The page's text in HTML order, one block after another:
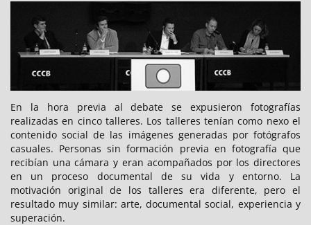
En la hora previa al debate se expusieron fotografías
realizadas en cinco talleres. Los talleres tenían como nexo el
contenido social de las imágenes generadas por fotógrafos
casuales. Personas sin formación previa en fotografía que
recibían una cámara y eran acompañados por los directores
en un proceso documental de su vida y entorno. La
motivación original de los talleres era diferente, pero el
resultado muy similar: arte, documental social, experiencia y
superación.